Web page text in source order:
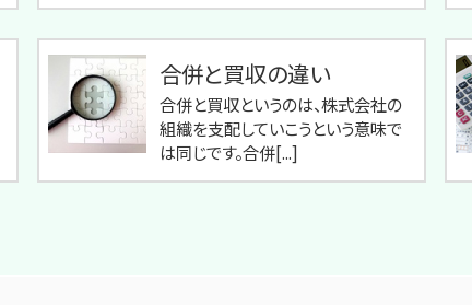
合併と買収の違い
合併と買収というのは、株式会社の
組織を支配していこうという意味で
は同じです。合併[...]